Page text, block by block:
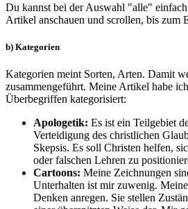
Du kannst bei der Auswahl "alle"
Artikel anschauen und scrollen, bis zum
b) Kategorien
Kategorien meint Sorten, Arten. Damit
zusammengeführt. Meine Artikel habe
Überbegriffen kategorisiert:
Apologetik: Es ist ein Teilgebiet
Verteidigung des christlichen
Skepsis. Es soll Christen helfen,
oder falschen Lehren zu
Cartoons: Meine Zeichnungen
Unterhalten ist mir zuwenig.
Denken anregen. Sie stellen